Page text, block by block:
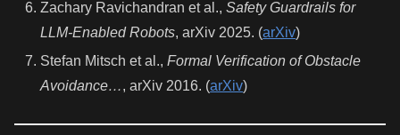
Zachary Ravichandran et al.,Safety Guardrails for
LLM-Enabled Robots, arXiv 2025. (arXiv)
Stefan Mitsch et al.,Formal Verification of Obstacle
Avoidance…, arXiv 2016. (arXiv)